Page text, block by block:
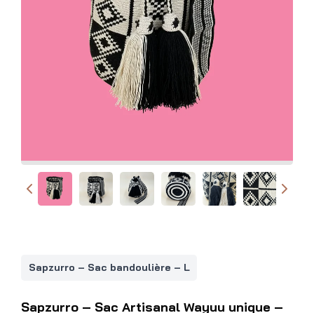
Sapzurro – Sac bandoulière – L
Sapzurro – Sac Artisanal Wayuu unique –